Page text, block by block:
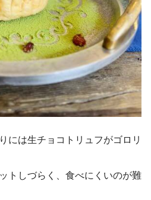
には生チョコトリュフがゴロリ
トしづらく、食べにくいのが難